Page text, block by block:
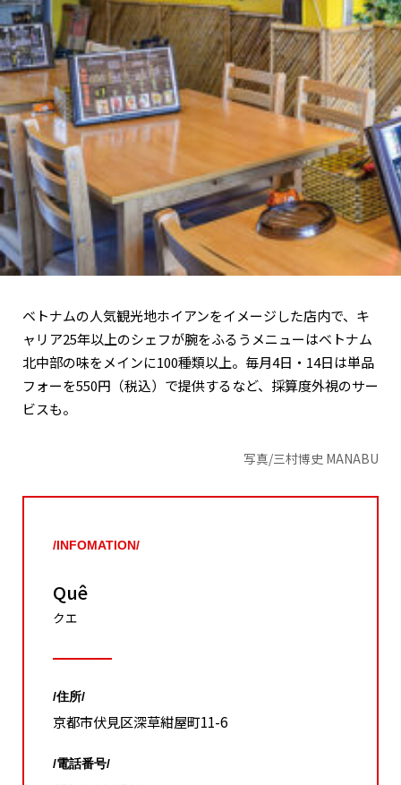
ベトナムの人気観光地ホイアンをイメージした店内で、キ
ャリア25年以上のシェフが腕をふるうメニューはベトナム
北中部の味をメインに100種類以上。毎月4日・14日は単品
フォーを550円（税込）で提供するなど、採算度外視のサー
ビスも。
写真/三村博史 MANABU
/INFOMATION/
Quê
クエ
/住所/
京都市伏見区深草紺屋町11-6
/電話番号/